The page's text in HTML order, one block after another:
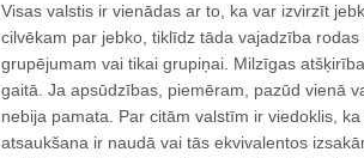
Visas valstis ir vienādas ar to, ka var izvirzīt
cilvēkam par jebko, tiklīdz tāda vajadzība
grupējumam vai tikai grupiņai. Milzīgas
gaitā. Ja apsūdzības, piemēram, pazūd vienā
nebija pamata. Par citām valstīm ir viedoklis,
atsaukšana ir naudā vai tās ekvivalentos